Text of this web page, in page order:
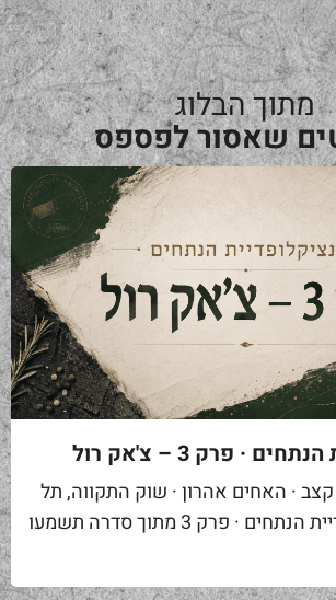
מתוך הבלוג
שאסור לפספס
· פרק 3 – צ'אק רול
· האחים אהרון · שוק התקווה, תל
אביב אנציקלופדיית הנתחים · פרק 3 מתוך סדרה תשמעו
לאחת ממסעדות הבשר הטובות...